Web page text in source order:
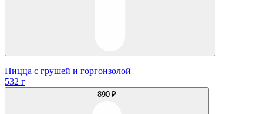
Пицца с грушей и горгонзолой
532 г
890 ₽